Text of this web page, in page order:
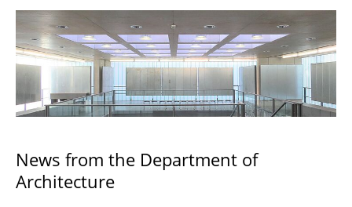
Admission procedure 2024
Bachelor Architecture
Bachelor Architecture+
Qualification profile
News from the Department of
Architecture